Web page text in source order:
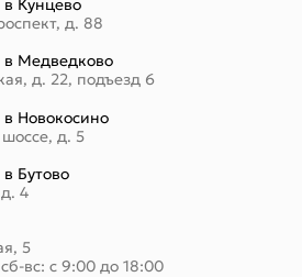
Кунцево
д. 88
Медведково
д. 22, подъезд 6
Новокосино
д. 5
Бутово
4
5
сб-вс: с 9:00 до 18:00